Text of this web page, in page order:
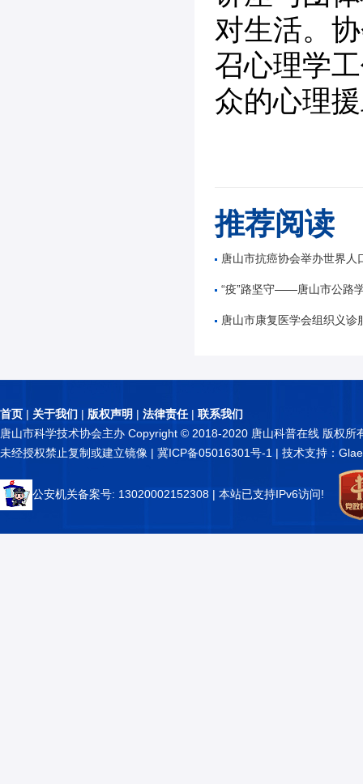
对生活。
召心理学
众的心理
推荐阅读
唐山市抗癌协会举办世界人口
“疫”路坚守——唐山市公路学会科技工
唐山市康复医学会组织义诊服务暖人
首页 | 关于我们 | 版权声明 | 法律责任| 联系我们
唐山市科学技术协会主办 Copyright © 2018-2020 唐山科普在线 版权所
未经授权禁止复制或建立镜像 | 冀ICP备05016301号-1 | 技术支持：
公安机关备案号: 13020002152308 | 本站已支持IPv6访问!